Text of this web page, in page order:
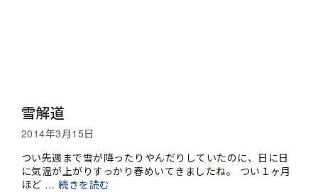
雪解道
2014年3月15日
つい先週まで雪が降ったりやんだりしていたのに、日に日
に気温が上がりすっかり春めいてきましたね。 つい１ヶ月
ほど …続きを読む